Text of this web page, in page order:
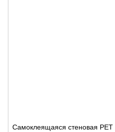
Самоклеящаяся стеновая PET